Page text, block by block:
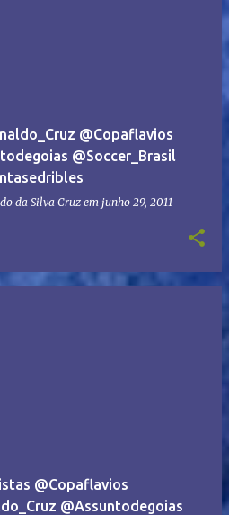
@Copaflavios
@Soccer_Brasil
da Silva Cruz em junho 29, 2011
@Copaflavios
@Assuntodegoias